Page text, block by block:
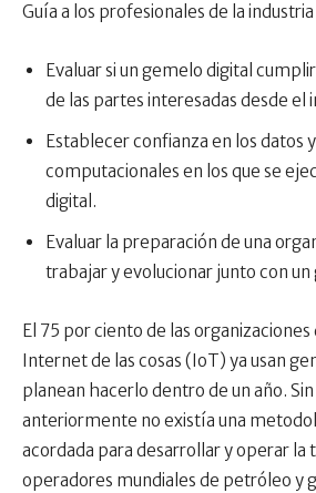
Guía a los profesionales de la
Evaluar si un gemelo digital
de las partes interesadas desde el
Establecer confianza en los datos
computacionales en los que se
digital.
Evaluar la preparación de una
trabajar y evolucionar junto con
El 75 por ciento de las
Internet de las cosas (IoT) ya usan
planean hacerlo dentro de un año.
anteriormente no existía una
acordada para desarrollar y operar la
operadores mundiales de petróleo y